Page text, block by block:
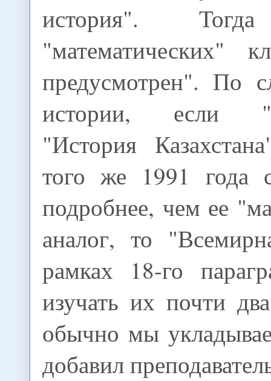
история".
"математических"
предусмотрен". По
истории, если
"История
того же 1991 года
подробнее, чем ее
аналог, то
рамках 18-го
изучать их почти
обычно мы
добавил